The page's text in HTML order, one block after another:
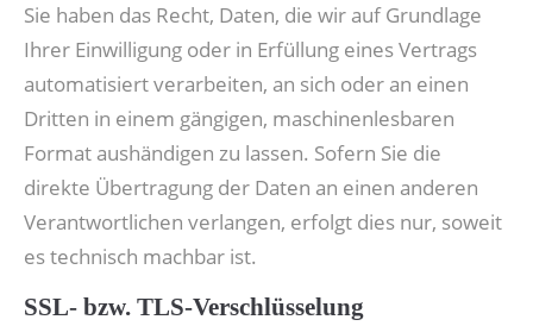
Sie haben das Recht, Daten, die wir auf Grundlage
Ihrer Einwilligung oder in Erfüllung eines Vertrags
automatisiert verarbeiten, an sich oder an einen
Dritten in einem gängigen, maschinenlesbaren
Format aushändigen zu lassen. Sofern Sie die
direkte Übertragung der Daten an einen anderen
Verantwortlichen verlangen, erfolgt dies nur, soweit
es technisch machbar ist.
SSL- bzw. TLS-Verschlüsselung